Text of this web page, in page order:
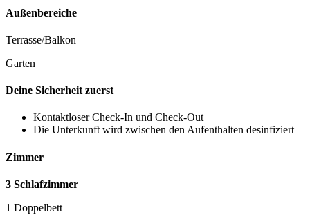
Außenbereiche
Terrasse/Balkon
Garten
Deine Sicherheit zuerst
Kontaktloser Check-In und Check-Out
Die Unterkunft wird zwischen den Aufenthalten desinfiziert
Zimmer
3 Schlafzimmer
1 Doppelbett